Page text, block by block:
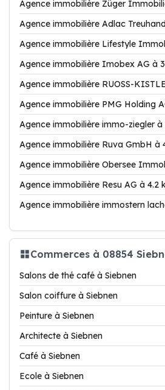
Agence immobilière Züger
Agence immobilière Adlac
Agence immobilière Lifestyle
Agence immobilière Imobex AG à
Agence immobilière RUOSS-
Agence immobilière PMG Holding
Agence immobilière immo-ziegler à
Agence immobilière Ruva GmbH à
Agence immobilière Obersee
Agence immobilière Resu AG à 4.2
Agence immobilière immostern
Commerces à 08854
Salons de thé café à Siebnen
Salon coiffure à Siebnen
Peinture à Siebnen
Architecte à Siebnen
Café à Siebnen
Ecole à Siebnen